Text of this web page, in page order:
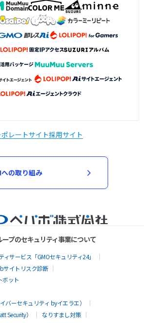
レートサイト採用サイト
への取り組み
プのセキュリティ事業について
サービス「GMOセキュリティ24」
サイトリスク診断
ボット
バーセキュリティ byイエラエ）
Security）
なりすまし対策